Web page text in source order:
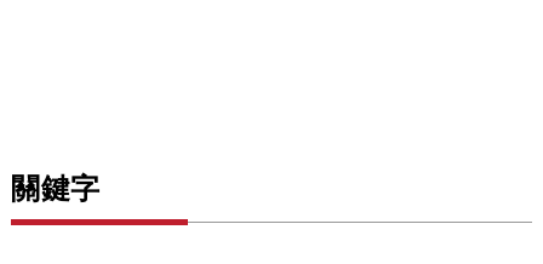
關鍵字